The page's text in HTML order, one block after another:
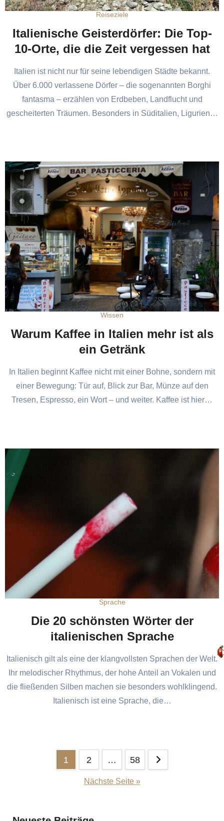
Reiseziele
Italienische Geisterdörfer: Die Top-
10-Orte, die die Zeit vergessen hat
Italien ist nicht nur für seine lebendigen Städte bekannt.
Über 6.000 verlassene Dörfer – die sogenannten Borghi
fantasma – erzählen von Erdbeben, Landflucht und
gescheiterten Träumen. Besonders in Süditalien, Ligurien…
Wissen
Warum Kaffee in Italien mehr ist als
ein Getränk
In Italien beginnt Kaffee nicht mit einer Bohne, sondern mit
einer Bewegung: Tür auf, Blick zur Bar, Münze auf den
Tresen, Espresso, ein Wort – und weiter. Kaffee ist hier…
Sprache
Die 20 schönsten Wörter der
italienischen Sprache
Italienisch gilt als eine der klangvollsten Sprachen der Welt.
Ihr melodischer Rhythmus, der hohe Anteil an Vokalen und
die fließenden Silben machen sie besonders wohlklingend.
Italienisch ist eine Sprache, die…
Seitennummerierung
1 2 … 58
Nächste Seite »